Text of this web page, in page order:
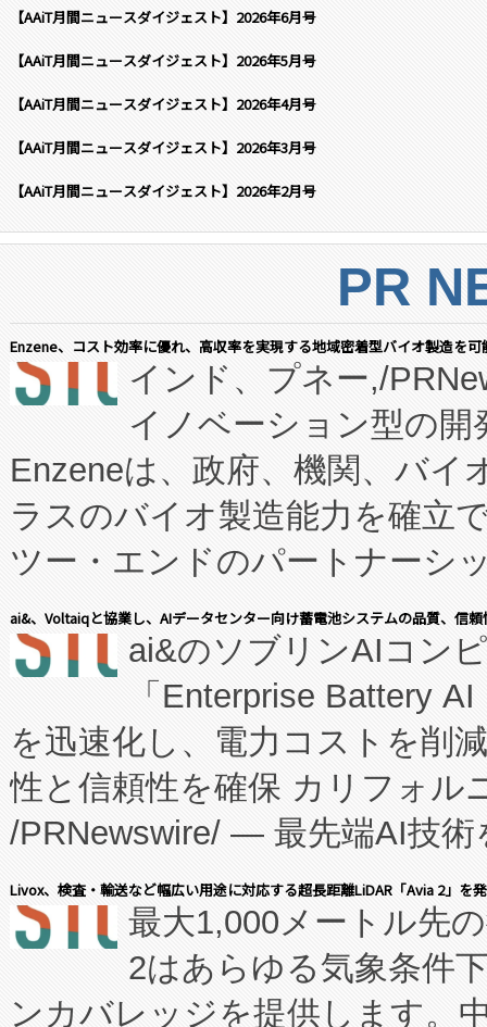
【AAiT月間ニュースダイジェスト】2026年6月号
【AAiT月間ニュースダイジェスト】2026年5月号
【AAiT月間ニュースダイジェスト】2026年4月号
【AAiT月間ニュースダイジェスト】2026年3月号
【AAiT月間ニュースダイジェスト】2026年2月号
PR
Enzene、コスト効率に優れ、高収率を実現する地域密着型バイオ製造を
インド、プネー,/
イノベーション型の
Enzeneは、政府、機関、バイ
ラスのバイオ製造能力を確立
ツー・エンドのパートナーシ
表しました。 同社の実績ある
manufacturing™ (FCCM™) プ
たNeXは、バイオ医薬品製造
従来のフェッドバッチ施設の
に、患者やサプライチェーン
キー方式で拡張性が高く、持
す。FCCM‑を活用した現地生
患者にとっての費用負担を大
のアクセスを大幅に拡大する
Fully-Connected Continuous
ai&、Voltaiqと協業し、AIデータセンター向け蓄電池システムの品質、信
ai&のソブリンAIコン
「Enterprise Battery
を迅速化し、電力コストを削
性と信頼性を確保 カリフォル
/PRNewswire/ — 最先端AI技術
会社エーアイ・アンド：本社
President原信平）と、エンタ
ードするVoltaiqは、日本にあ
ーエネルギー貯蔵システム（
Livox、検査・輸送など幅広い用途に対応する超長距離LiDAR「Avia 2」を
最大1,000メートル先
2はあらゆる気象条件
ンカバレッジを提供します。